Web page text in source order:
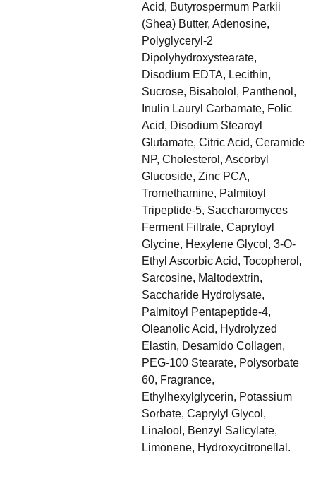
Acid, Butyrospermum Parkii
(Shea) Butter, Adenosine,
Polyglyceryl-2
Dipolyhydroxystearate,
Disodium EDTA, Lecithin,
Sucrose, Bisabolol, Panthenol,
Inulin Lauryl Carbamate, Folic
Acid, Disodium Stearoyl
Glutamate, Citric Acid, Ceramide
NP, Cholesterol, Ascorbyl
Glucoside, Zinc PCA,
Tromethamine, Palmitoyl
Tripeptide-5, Saccharomyces
Ferment Filtrate, Capryloyl
Glycine, Hexylene Glycol, 3-O-
Ethyl Ascorbic Acid, Tocopherol,
Sarcosine, Maltodextrin,
Saccharide Hydrolysate,
Palmitoyl Pentapeptide-4,
Oleanolic Acid, Hydrolyzed
Elastin, Desamido Collagen,
PEG-100 Stearate, Polysorbate
60, Fragrance,
Ethylhexylglycerin, Potassium
Sorbate, Caprylyl Glycol,
Linalool, Benzyl Salicylate,
Limonene, Hydroxycitronellal.